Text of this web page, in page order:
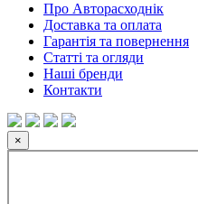
Про Авторасходнік
Доставка та оплата
Гарантія та повернення
Статті та огляди
Наші бренди
Контакти
×